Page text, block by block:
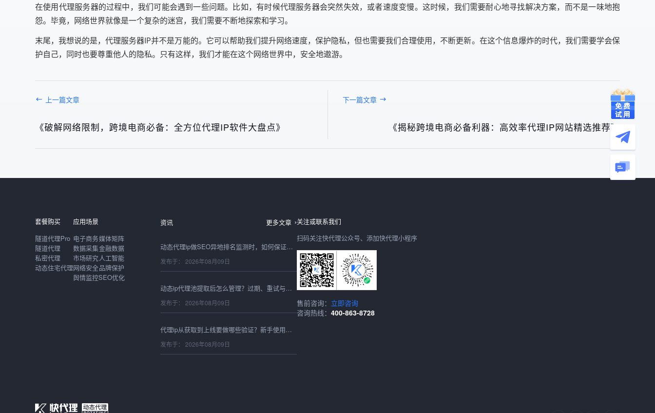
在使用代理服务器的过程中，我们可能会遇到一些问题。比如，有时候代理服务器会突然失效，或者速度变慢。这时候，我们需要耐心地寻找解决方案，而不是一味地抱
怨。毕竟，网络世界就像是一个复杂的迷宫，我们需要不断地探索和学习。
末尾，我想说的是，代理服务器IP并不是万能的。它可以帮助我们提升网络速度，保护隐私，但也需要我们合理使用，不断更新。在这个信息爆炸的时代，我们需要学会保
护自己，同时也要尊重他人的隐私。只有这样，我们才能在这个网络世界中，安全地遨游。
上一篇文章
《破解网络限制，跨境电商必备：全方位代理IP软件大盘点》
下一篇文章
《揭秘跨境电商必备利器：高效率代理IP网站精选推荐》
套餐购买
隧道代理Pro
隧道代理
私密代理
动态住宅代理
应用场景
电子商务
数据采集
市场研究
网络安全
舆情监控
媒体矩阵
金融数据
人工智能
品牌保护
SEO优化
资讯 更多文章
发布于： 2026年08月09日
动态代理ip做SEO异地排名监测时，如何保证结果可比？
发布于： 2026年08月09日
动态ip代理池提取后怎么管理？过期、重试与淘汰策略
发布于： 2026年08月09日
代理ip从获取到上线要做哪些验证？新手使用流程
发布于： 2026年08月09日
关注或联系我们
扫码关注快代理公众号、添加快代理小程序
售前咨询： 立即咨询
咨询热线： 400-863-8728